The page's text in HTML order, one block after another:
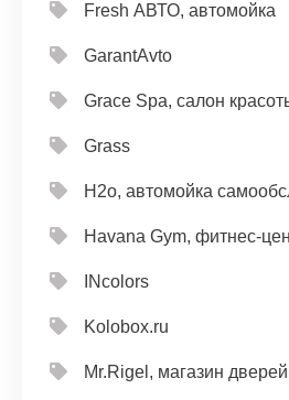
Fresh АВТО, автомойка
GarantAvto
Grace Spa, салон
Grass
H2o, автомойка
Havana Gym, фитнес-
INcolors
Kolobox.ru
Mr.Rigel, магазин